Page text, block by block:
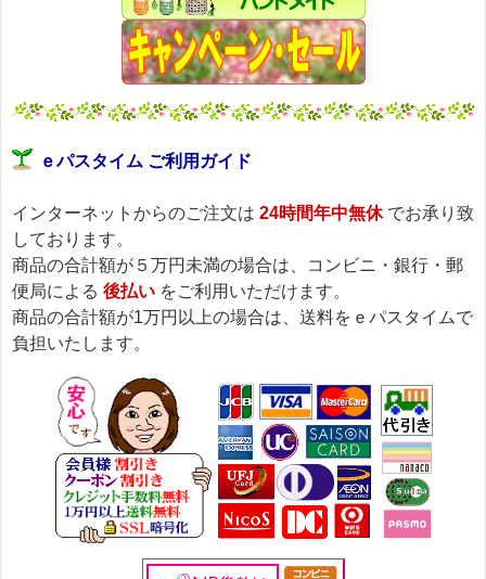
ｅパスタイム ご利用ガイド
インターネットからのご注文は 24時間年中無休でお承り致
しております。
商品の合計額が５万円未満の場合は、コンビニ・銀行・郵
便局による 後払い をご利用いただけます。
商品の合計額が1万円以上の場合は、送料をｅパスタイムで
負担いたします。